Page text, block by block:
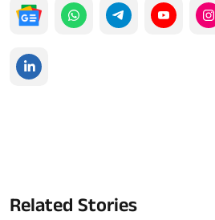
Related Stories